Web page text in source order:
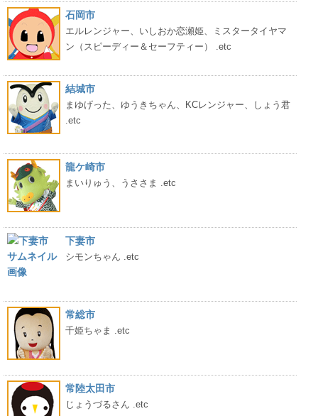
石岡市
エルレンジャー、いしおか恋瀬姫、ミスタータイヤマ
ン（スピーディー＆セーフティー） .etc
結城市
まゆげった、ゆうきちゃん、KCレンジャー、しょう君
.etc
龍ケ崎市
まいりゅう、うささま .etc
下妻市
シモンちゃん .etc
常総市
千姫ちゃま .etc
常陸太田市
じょうづるさん .etc